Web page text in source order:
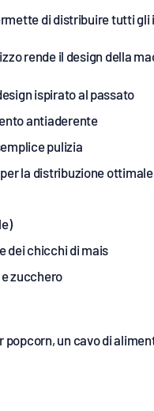
di distribuire tutti
rende il design della
ispirato al passato
antiaderente
pulizia
la distribuzione
dei chicchi di mais
zucchero
un cavo di